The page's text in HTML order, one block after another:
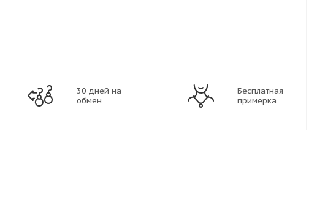
30 дней на
обмен
Бесплатная
примерка